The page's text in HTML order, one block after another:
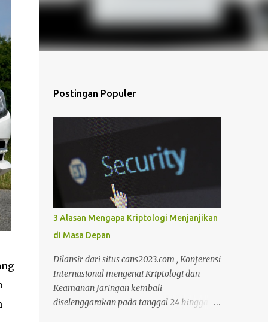
Postingan Populer
3 Alasan Mengapa Kriptologi Menjanjikan
di Masa Depan
Dilansir dari situs cans2023.com , Konferensi
Internasional mengenai Kriptologi dan
Keamanan Jaringan kembali
diselenggarakan pada tanggal 24 hingga 27